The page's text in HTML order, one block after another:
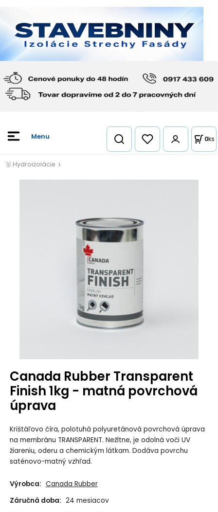
0ks
🥇 Hydroizolácie
Canada Rubber Transparent
Finish 1kg - matná povrchová
úprava
Krištáľovo číra, polotuhá polyuretánová povrchová úprava
na membránu TRANSPARENT. Nežltne, je odolná voči UV
žiareniu, oderu a chemickým látkam. Dodáva povrchu
saténovo-matný vzhľad.
Výrobca: Canada Rubber
Záručná doba: 24 mesiacov